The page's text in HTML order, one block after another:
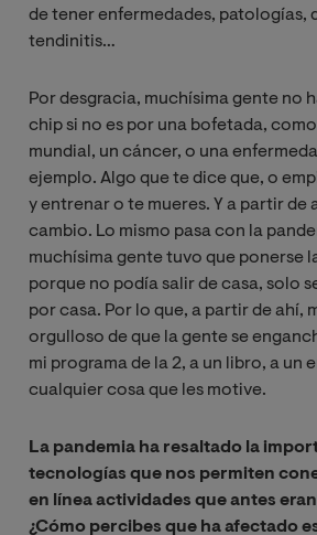
de tener enfermedades, patologías,
tendinitis…
Por desgracia, muchísima gente no
chip si no es por una bofetada,
mundial, un cáncer, o una
ejemplo. Algo que te dice que, o
y entrenar o te mueres. Y a partir de
cambio. Lo mismo pasa con la
muchísima gente tuvo que ponerse
porque no podía salir de casa, solo
por casa. Por lo que, a partir de ahí,
orgulloso de que la gente se
mi programa de la 2, a un libro, a un
cualquier cosa que les motive.
La pandemia ha resaltado la
tecnologías que nos permiten
en línea actividades que antes
¿Cómo percibes que ha afectado